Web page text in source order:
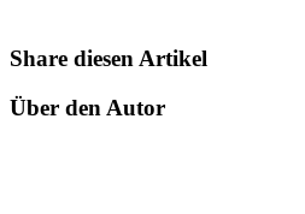
Share diesen Artikel
Über den Autor